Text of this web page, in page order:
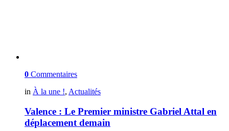
0 Commentaires
in À la une !, Actualités
Valence : Le Premier ministre Gabriel Attal en
déplacement demain